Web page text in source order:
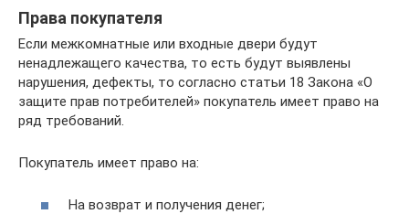
Права покупателя
Если межкомнатные или входные двери будут
ненадлежащего качества, то есть будут выявлены
нарушения, дефекты, то согласно статьи 18 Закона «О
защите прав потребителей» покупатель имеет право на
ряд требований.
Покупатель имеет право на:
На возврат и получения денег;